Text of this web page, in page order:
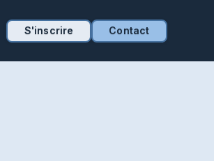
S'inscrire Contact